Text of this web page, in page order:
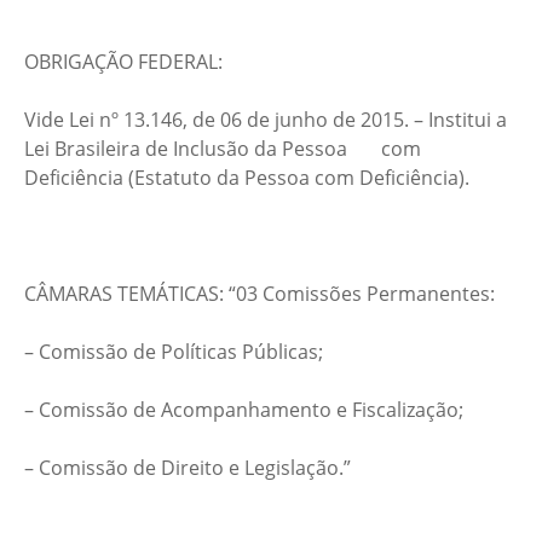
OBRIGAÇÃO FEDERAL:
Vide Lei nº 13.146, de 06 de junho de 2015. – Institui a
Lei Brasileira de Inclusão da Pessoa com
Deficiência (Estatuto da Pessoa com Deficiência).
CÂMARAS TEMÁTICAS: “03 Comissões Permanentes:
– Comissão de Políticas Públicas;
– Comissão de Acompanhamento e Fiscalização;
– Comissão de Direito e Legislação.”